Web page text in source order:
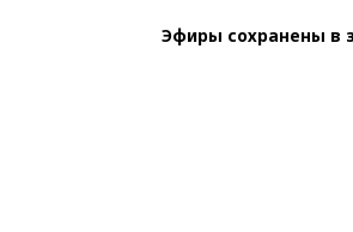
Эфиры сохранены в